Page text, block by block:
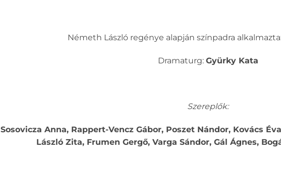
Németh László regénye alapján színpadra
Dramaturg: Gyürky Kata
Szereplők:
Sosovicza Anna, Rappert-Vencz Gábor, Poszet Nándor, Kovács
László Zita, Frumen Gergő, Varga Sándor, Gál Ágnes,